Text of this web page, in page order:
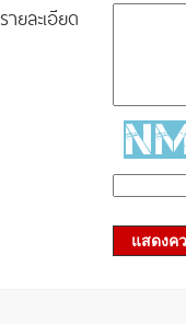
รายละเอียด
แสดงค